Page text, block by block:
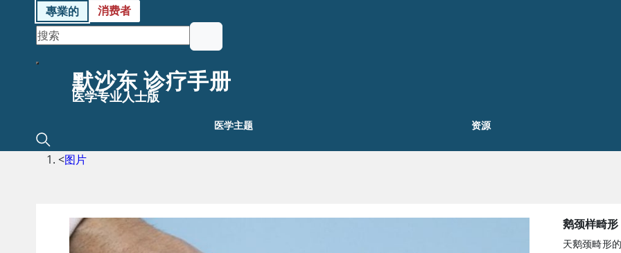
專業的 消费者
默沙东 诊疗手册
医学专业人士版
医学主题 资源
<图片
鹅颈样畸形
天鹅颈畸形